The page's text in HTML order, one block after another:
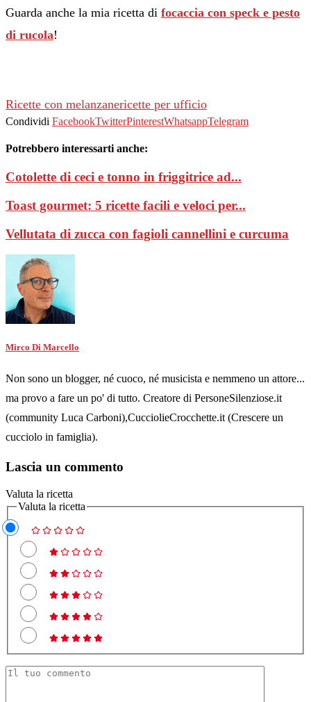
Guarda anche la mia ricetta di focaccia con speck e pesto
di rucola!
Ricette con melanzanericette per ufficio
Condividi FacebookTwitterPinterestWhatsappTelegram
Potrebbero interessarti anche:
Cotolette di ceci e tonno in friggitrice ad...
Toast gourmet: 5 ricette facili e veloci per...
Vellutata di zucca con fagioli cannellini e curcuma
Mirco Di Marcello
Non sono un blogger, né cuoco, né musicista e nemmeno un attore...
ma provo a fare un po' di tutto. Creatore di PersoneSilenziose.it
(community Luca Carboni),CucciolieCrocchette.it (Crescere un
cucciolo in famiglia).
Lascia un commento
Valuta la ricetta
Valuta la ricetta